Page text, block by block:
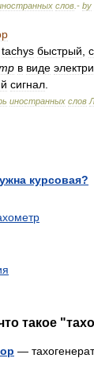
слов .- by
tachys быстрый
в виде
сигнал
иностранных слов
курсовая?
такое
—